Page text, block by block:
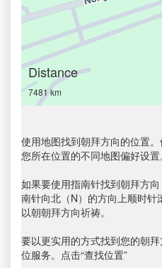
Distance
7481 km
使用地图找到朝拜方向的位置
您所在位置的不同地图偏好设置
如果要使用指南针找到朝拜方
南针向北（N）的方向上顺时
以朝朝拜方向祈祷。
要以更实用的方式找到您的朝
位服务。点击“查找位置”